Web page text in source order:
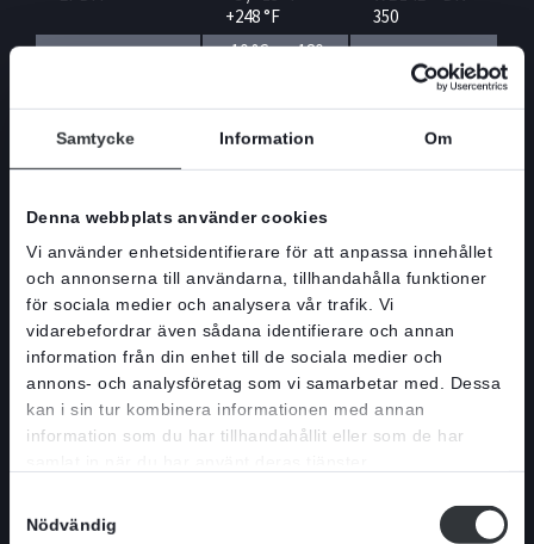
Samtycke Information Om
Denna webbplats använder cookies
Vi använder enhetsidentifierare för att anpassa innehållet
och annonserna till användarna, tillhandahålla funktioner
för sociala medier och analysera vår trafik. Vi
vidarebefordrar även sådana identifierare och annan
information från din enhet till de sociala medier och
annons- och analysföretag som vi samarbetar med. Dessa
kan i sin tur kombinera informationen med annan
information som du har tillhandahållit eller som de har
Nödvändig
+248 °F
350
-10 °C – + 180
WB14E > DN
FPM/FKM
-15 °C – +180
°C / 5 °F –
+356
HL, HG > DN
DN 350, JTV,
DN 1600,
RKO > DN
300, SLV DN
700-DN 900,
SLF > DN
450, SLH >
DN 350, SLX
> DN 350, XV
> DN 700
100-DN 250
WB > DN 700,